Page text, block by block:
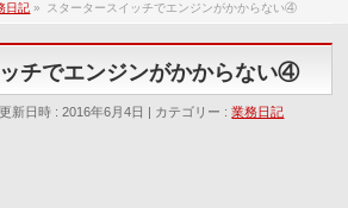
日記 » スタータースイッチでエンジンがかからない④
チでエンジンがかからない④
新日時 : 2016年6月4日 カテゴリー :業務日記